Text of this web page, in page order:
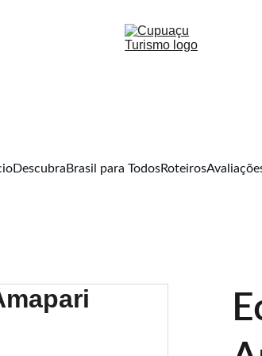
DescubraBrasil para TodosRoteiros